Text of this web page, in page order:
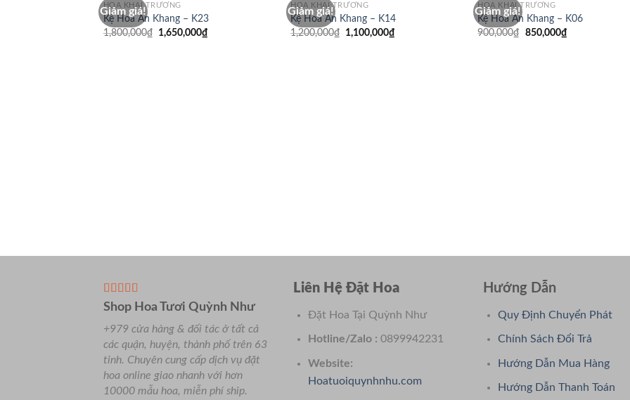
Giảm giá!
HOA KHAI TRƯƠNG
Kệ Hoa An Khang – K23
1,800,000₫
Giá
1,650,000₫
Giảm giá!
HOA KHAI TRƯƠNG
Kệ Hoa An Khang – K14
1,200,000₫ Giá
1,100,000₫
Giảm giá!
HOA KHAI TRƯƠNG
Kệ Hoa An Khang – K06
900,000₫ Giá
850,000₫Giá
hiện
Shop Hoa Tươi Quỳnh Như
+979 cửa hàng & đối tác ở tất cả
các quận, huyện, thành phố trên 63
tỉnh. Chuyên cung cấp dịch vụ đặt
hoa online giao nhanh với hơn
10000 mẫu hoa, miễn phí ship.
Liên Hệ Đặt Hoa
Đặt Hoa Tại Quỳnh Như
Hotline/Zalo : 0899942231
Website:
Hoatuoiquynhnhu.com
Hướng Dẫn
Quy Định Chuyển Phát
Chính Sách Đổi Trả
Hướng Dẫn Mua Hàng
Hướng Dẫn Thanh Toán